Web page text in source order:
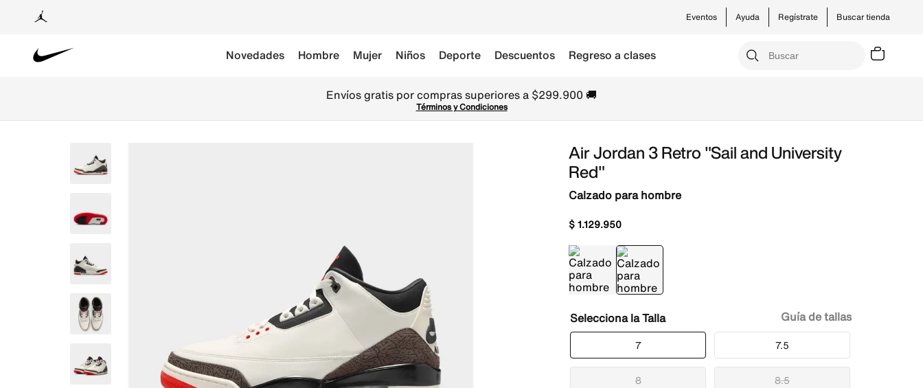
Buscar tienda
Ayuda Regístrate
Eventos
Novedades Hombre Mujer Niños Deporte Descuentos Regreso a clases
Envíos gratis por compras superiores a $299.900 🚚
Términos y Condiciones
Air Jordan 3 Retro "Sail and University
Red"
Calzado para hombre
$1.129.950
Talla
7 7.5
8 8.5
Guía de tallas